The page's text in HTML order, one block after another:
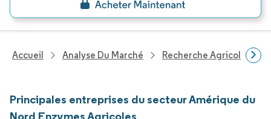
Accueil Analyse Du Marché Recherche Agricole
Principales entreprises du secteur Amérique du
Nord Enzymes Agricoles